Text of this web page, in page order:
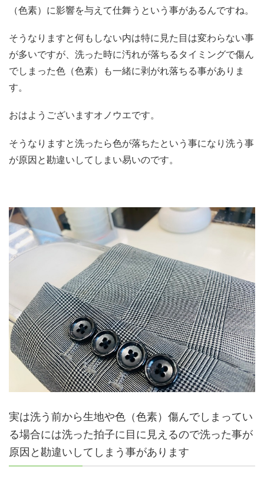
（色素）に影響を与えて仕舞うという事があるんですね。
そうなりますと何もしない内は特に見た目は変わらない事
が多いですが、洗った時に汚れが落ちるタイミングで傷ん
でしまった色（色素）も一緒に剥がれ落ちる事がありま
す。
おはようございますオノウエです。
そうなりますと洗ったら色が落ちたという事になり洗う事
が原因と勘違いしてしまい易いのです。
実は洗う前から生地や色（色素）傷んでしまってい
る場合には洗った拍子に目に見えるので洗った事が
原因と勘違いしてしまう事があります